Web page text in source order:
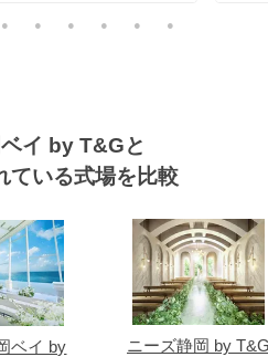
イ by T&Gと
ている式場を比較
ベイ by
ニーズ静岡 by